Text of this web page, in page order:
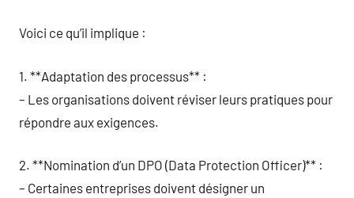
Voici ce qu’il implique :
1. **Adaptation des processus** :
– Les organisations doivent réviser leurs pratiques pour
répondre aux exigences.
2. **Nomination d’un DPO (Data Protection Officer)** :
– Certaines entreprises doivent désigner un